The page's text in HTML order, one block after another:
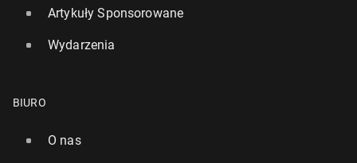
Artykuły Sponsorowane
Wydarzenia
BIURO
O nas